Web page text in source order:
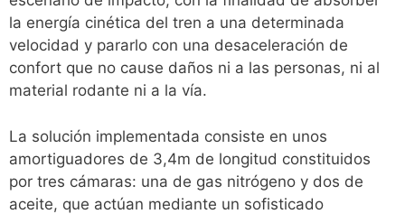
la energía cinética del tren a una determinada
velocidad y pararlo con una desaceleración de
confort que no cause daños ni a las personas, ni al
material rodante ni a la vía.
La solución implementada consiste en unos
amortiguadores de 3,4m de longitud constituidos
por tres cámaras: una de gas nitrógeno y dos de
aceite, que actúan mediante un sofisticado